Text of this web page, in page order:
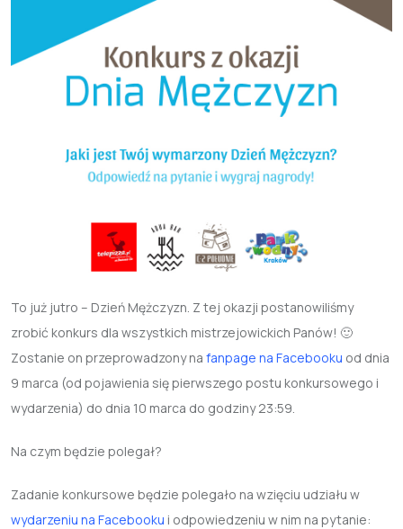
To już jutro – Dzień Mężczyzn. Z tej okazji postanowiliśmy
zrobić konkurs dla wszystkich mistrzejowickich Panów! 🙂
Zostanie on przeprowadzony na fanpage na Facebooku od dnia
9 marca (od pojawienia się pierwszego postu konkursowego i
wydarzenia) do dnia 10 marca do godziny 23:59.
Na czym będzie polegał?
Zadanie konkursowe będzie polegało na wzięciu udziału w
wydarzeniu na Facebooku i odpowiedzeniu w nim na pytanie: